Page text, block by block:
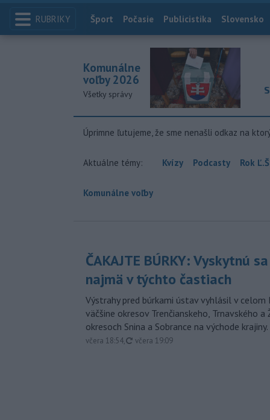
RUBRIKY Index
Šport Počasie Publicistika Slovensko
Komunálne
voľby 2026
Všetky správy
Úprimne ľutujeme, že sme nenašli odkaz na
Aktuálne témy: Kvízy Podcasty Rok
Komunálne voľby
ČAKAJTE BÚRKY: Vyskytnú
najmä v týchto častiach
Výstrahy pred búrkami ústav vyhlásil v
väčšine okresov Trenčianskeho, Trnavského a
okresoch Snina a Sobrance na východe krajiny.
včera 18:54, aktualizované
včera 19:09